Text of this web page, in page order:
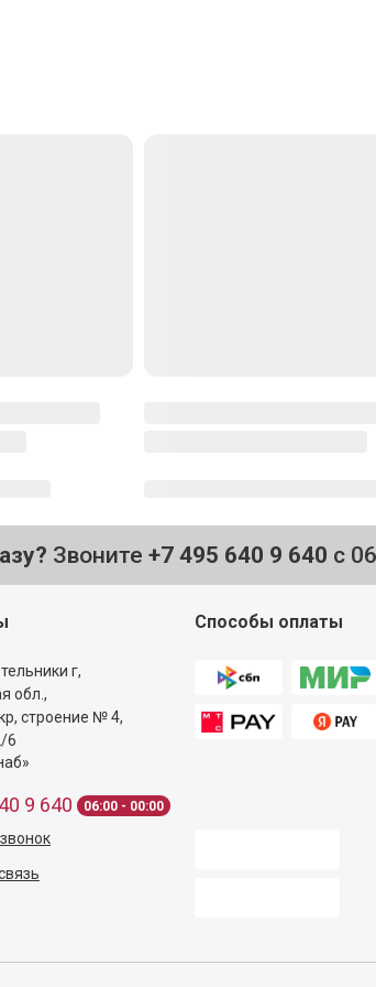
Звоните +7 495 640 9 640 с
г,
обл.,
строение № 4,
6
9 640 06:00 - 00:00
Способы оплаты